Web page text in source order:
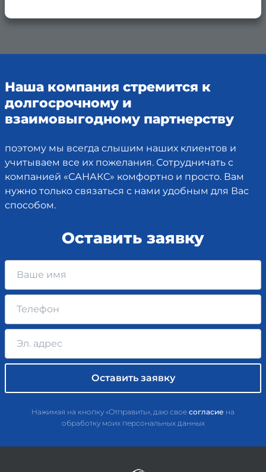
Наша компания стремится к
долгосрочному и
взаимовыгодному партнерству
поэтому мы всегда слышим наших клиентов и
учитываем все их пожелания. Сотрудничать с
компанией «САНАКС» комфортно и просто. Вам
нужно только связаться с нами удобным для Вас
способом.
Оставить заявку
Нажимая на кнопку «Отправить», даю свое согласие на
обработку моих персональных данных